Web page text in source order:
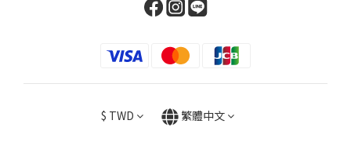
$ TWD 繁體中文